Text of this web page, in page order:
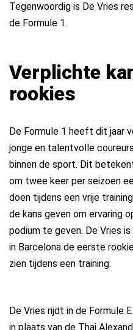
Tegenwoordig is De Vries
de Formule 1.
Verplichte
rookies
De Formule 1 heeft dit jaar
jonge en talentvolle
binnen de sport. Dit
om twee keer per seizoen
doen tijdens een vrije
de kans geven om ervaring
podium te geven. De Vries
in Barcelona de eerste
zien tijdens een training.
De Vries rijdt in de Formule
in plaats van de Thai